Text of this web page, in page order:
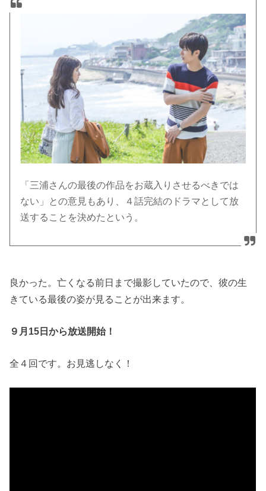
「三浦さんの最後の作品をお蔵入りさせるべきでは
ない」との意見もあり、４話完結のドラマとして放
送することを決めたという。
良かった。亡くなる前日まで撮影していたので、彼の生
きている最後の姿が見ることが出来ます。
９月15日から放送開始！
全４回です。お見逃しなく！